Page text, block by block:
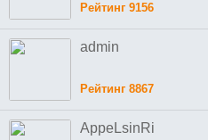
Рейтинг 9156
admin
Рейтинг 8867
AppeLsinRi